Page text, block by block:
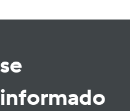
se
informado